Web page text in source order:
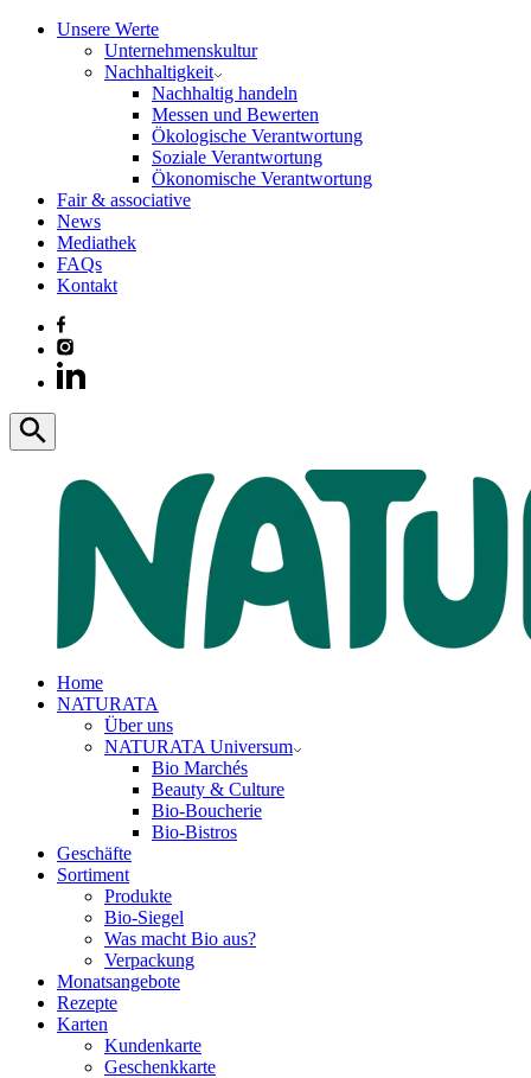
Unsere Werte
Unternehmenskultur
Nachhaltigkeit
Nachhaltig handeln
Messen und Bewerten
Ökologische Verantwortung
Soziale Verantwortung
Ökonomische Verantwortung
Fair & associative
News
Mediathek
FAQs
Kontakt
Home
NATURATA
Über uns
NATURATA Universum
Bio Marchés
Beauty & Culture
Bio-Boucherie
Bio-Bistros
Geschäfte
Sortiment
Produkte
Bio-Siegel
Was macht Bio aus?
Verpackung
Monatsangebote
Rezepte
Karten
Kundenkarte
Geschenkkarte